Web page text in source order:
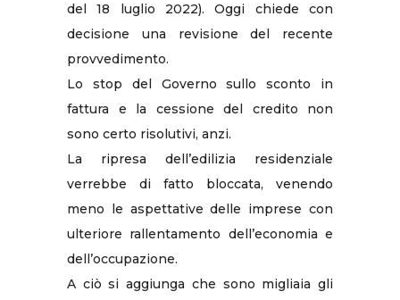
del 18 luglio 2022). Oggi chiede con
decisione una revisione del recente
provvedimento.
Lo stop del Governo sullo sconto in
fattura e la cessione del credito non
sono certo risolutivi, anzi.
La ripresa dell’edilizia residenziale
verrebbe di fatto bloccata, venendo
meno le aspettative delle imprese con
ulteriore rallentamento dell’economia e
dell’occupazione.
A ciò si aggiunga che sono migliaia gli